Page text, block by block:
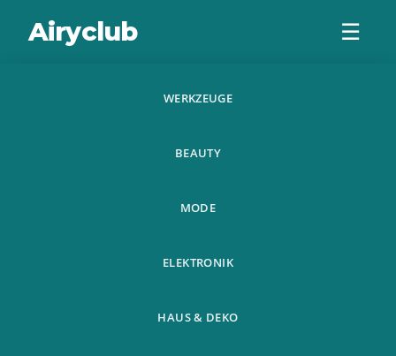
Airyclub ☰
WERKZEUGE
BEAUTY
MODE
ELEKTRONIK
HAUS & DEKO
Weitere Produkte